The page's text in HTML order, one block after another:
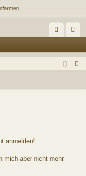
m
de
ist
re
anmelden!
mich aber nicht mehr